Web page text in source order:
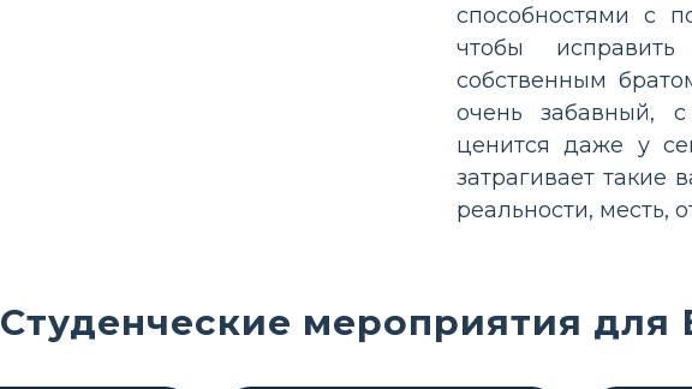
способностями с
чтобы
собственным
очень забавный,
ценится даже у
затрагивает
реальности, месть,
Студенческие мероприятия для